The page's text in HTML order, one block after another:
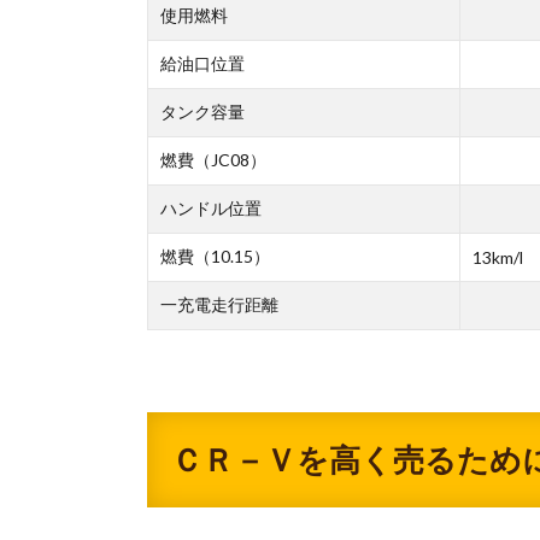
使用燃料
給油口位置
タンク容量
燃費（JC08）
ハンドル位置
燃費（10.15） 13km/l
一充電走行距離
ＣＲ－Ｖを高く売るため